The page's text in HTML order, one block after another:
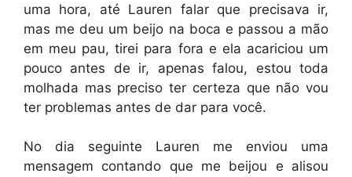
uma hora, até Lauren falar que precisava ir,
mas me deu um beijo na boca e passou a mão
em meu pau, tirei para fora e ela acariciou um
pouco antes de ir, apenas falou, estou toda
molhada mas preciso ter certeza que não vou
ter problemas antes de dar para você.
No dia seguinte Lauren me enviou uma
mensagem contando que me beijou e alisou